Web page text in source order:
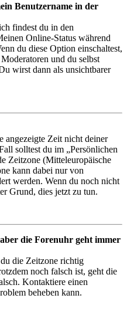
Benutzername in der
findest du in den
Online-Status während
du diese Option einschaltest,
und du selbst
wirst dann als unsichtbarer
angezeigte Zeit nicht deiner
solltest du im „Persönlichen
Zeitzone (Mitteleuropäische
kann dabei nur von
werden. Wenn du noch nicht
Grund, dies jetzt zu tun.
die Forenuhr geht immer
die Zeitzone richtig
noch falsch ist, geht die
Kontaktiere einen
beheben kann.